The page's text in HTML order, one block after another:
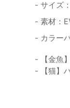
- サイズ
- 素材：
- カラー
- 【金魚
- 【猫】